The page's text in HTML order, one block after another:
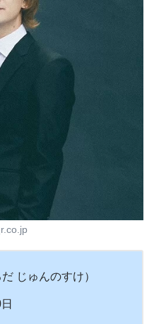
じゅんのすけ）